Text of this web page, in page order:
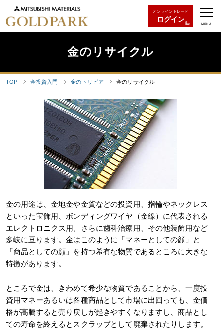
オンライントレード
ログイン
MENU
金のリサイクル
TOP 金投資入門 金のトリビア 金のリサイクル
金の用途は、金地金や金貨などの投資用、指輪やネックレス
といった宝飾用、ボンディングワイヤ（金線）に代表される
エレクトロニクス用、さらに歯科治療用、その他装飾用など
多岐に亘ります。金はこのように「マネーとしての顔」と
「商品としての顔」を持つ希有な物質であるところに大きな
特徴があります。
ところで金は、きわめて希少な物質であることから、一度投
資用マネーあるいは各種商品として市場に出回っても、金価
格が高騰すると売り戻しが起きやすくなりますし、商品とし
ての寿命を終えるとスクラップとして廃棄されたりします。